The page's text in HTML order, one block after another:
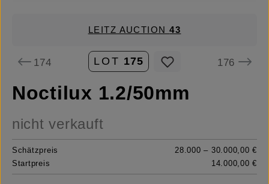
LEITZ AUCTION43
174 LOT 175 176
Noctilux 1.2/50mm
nicht verkauft
Schätzpreis
28.000 – 30.000,00 €
Startpreis
14.000,00 €